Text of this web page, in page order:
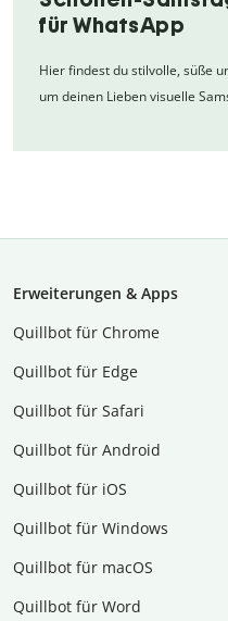
für WhatsApp
Hier findest du stilvolle, süße
um deinen Lieben visuelle
Erweiterungen & Apps
Quillbot für Chrome
Quillbot für Edge
Quillbot für Safari
Quillbot für Android
Quillbot für iOS
Quillbot für Windows
Quillbot für macOS
Quillbot für Word